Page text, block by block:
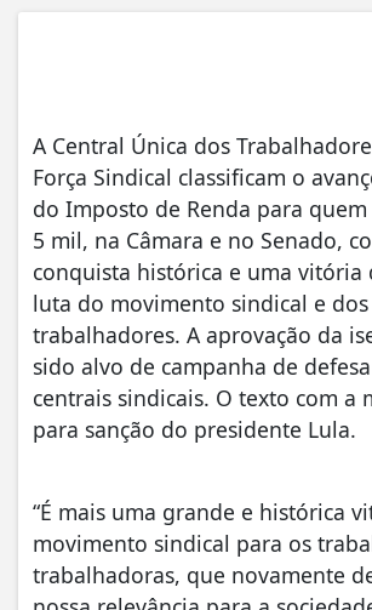
A Central Única dos
Força Sindical classificam o
do Imposto de Renda para quem
5 mil, na Câmara e no Senado,
conquista histórica e uma vitória
luta do movimento sindical e dos
trabalhadores. A aprovação da
sido alvo de campanha de
centrais sindicais. O texto com a
para sanção do presidente Lula.
“É mais uma grande e histórica
movimento sindical para os
trabalhadoras, que novamente